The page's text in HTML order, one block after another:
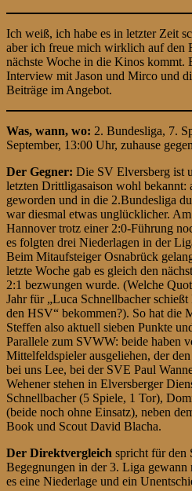
Ich weiß, ich habe es in letzter Zeit
aber ich freue mich wirklich auf den
nächste Woche in die Kinos kommt.
Interview mit Jason und Mirco und
Beiträge im Angebot.
Was, wann, wo: 2. Bundesliga, 7.
September, 13:00 Uhr, zuhause
Der Gegner: Die SV Elversberg ist
letzten Drittligasaison wohl bekannt:
geworden und in die 2.Bundesliga
war diesmal etwas unglücklicher.
Hannover trotz einer 2:0-Führung
es folgten drei Niederlagen in der
Beim Mitaufsteiger Osnabrück
letzte Woche gab es gleich den
2:1 bezwungen wurde. (Welche
Jahr für „Luca Schnellbacher
den HSV“ bekommen?). So hat die
Steffen also aktuell sieben Punkte
Parallele zum SVWW: beide haben
Mittelfeldspieler ausgeliehen, der
bei uns Lee, bei der SVE Paul
Wehener stehen in Elversberger
Schnellbacher (5 Spiele, 1 Tor),
(beide noch ohne Einsatz), neben
Book und Scout David Blacha.
Der Direktvergleich spricht für
Begegnungen in der 3. Liga
es eine Niederlage und ein